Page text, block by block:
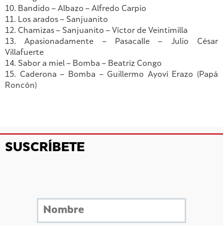
10. Bandido – Albazo – Alfredo Carpio
11. Los arados – Sanjuanito
12. Chamizas – Sanjuanito – Víctor de Veintimilla
13. Apasionadamente – Pasacalle – Julio César
Villafuerte
14. Sabor a miel – Bomba – Beatriz Congo
15. Caderona – Bomba – Guillermo Ayoví Erazo (Papá
Roncón)
SUSCRÍBETE